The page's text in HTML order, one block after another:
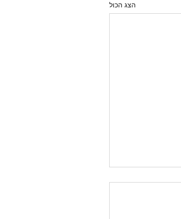
הצג הכול